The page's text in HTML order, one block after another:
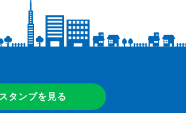
タンプを見る